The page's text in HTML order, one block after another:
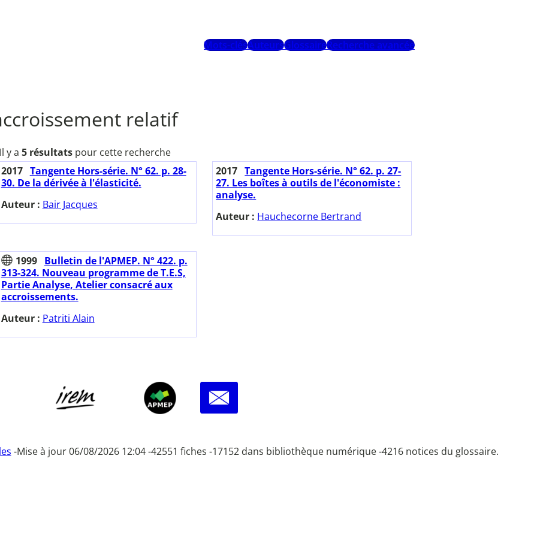
Mots-clésAuteursGlossaireRecherche avancée
relatif
Il y a 5 résultats pour cette recherche
2017 Tangente Hors-série. N° 62. p. 28-
30. De la dérivée à l'élasticité.
Auteur : Bair Jacques
2017 Tangente Hors-série. N° 62. p. 27-
27. Les boîtes à outils de l'économiste :
analyse.
Auteur : Hauchecorne Bertrand
1999
Bulletin de l'APMEP. N° 422. p.
313-324. Nouveau programme de T.E.S,
Partie Analyse, Atelier consacré aux
accroissements.
Auteur : Patriti Alain
-Mise à jour 06/08/2026 12:04 -42551 fiches -17152 dans bibliothèque numérique -4216 notices du glossaire.